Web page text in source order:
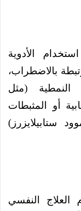
الأدوية
بالاضطراب،
(مثل
أو المثبطات
ستابيلايزرز)
العلاج النفسي